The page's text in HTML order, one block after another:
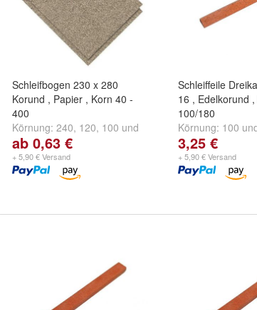
Schleifbogen 230 x 280
Korund , Papier , Korn 40 -
400
Körnung: 240, 120, 100 und
weitere ...
ab 0,63 €
+ 5,90 € Versand
Schleiffeile
16 , Edelkorund
100/180
Körnung: 100
3,25 €
+ 5,90 € Versand